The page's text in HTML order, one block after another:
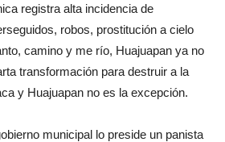
registra alta incidencia de
robos, prostitución a cielo
camino y me río, Huajuapan ya no
transformación para destruir a la
y Huajuapan no es la excepción.
municipal lo preside un panista